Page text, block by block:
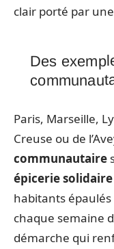
clair porté par
Des
Paris, Marseille,
Creuse ou de
communautaire
épicerie solidaire
habitants épaulés
chaque semaine
démarche qui